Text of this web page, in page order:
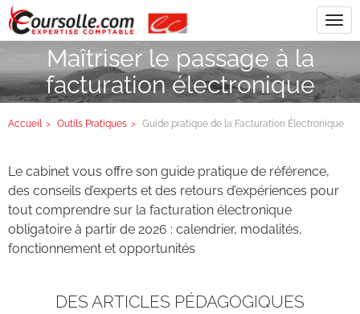
Maîtriser le passage à la
facturation électronique
Accueil Outils Pratiques Guide pratique de la Facturation Électronique
Le cabinet vous offre son guide pratique de référence,
des conseils d’experts et des retours d’expériences pour
tout comprendre sur la facturation électronique
obligatoire à partir de 2026 : calendrier, modalités,
fonctionnement et opportunités
DES ARTICLES PÉDAGOGIQUES